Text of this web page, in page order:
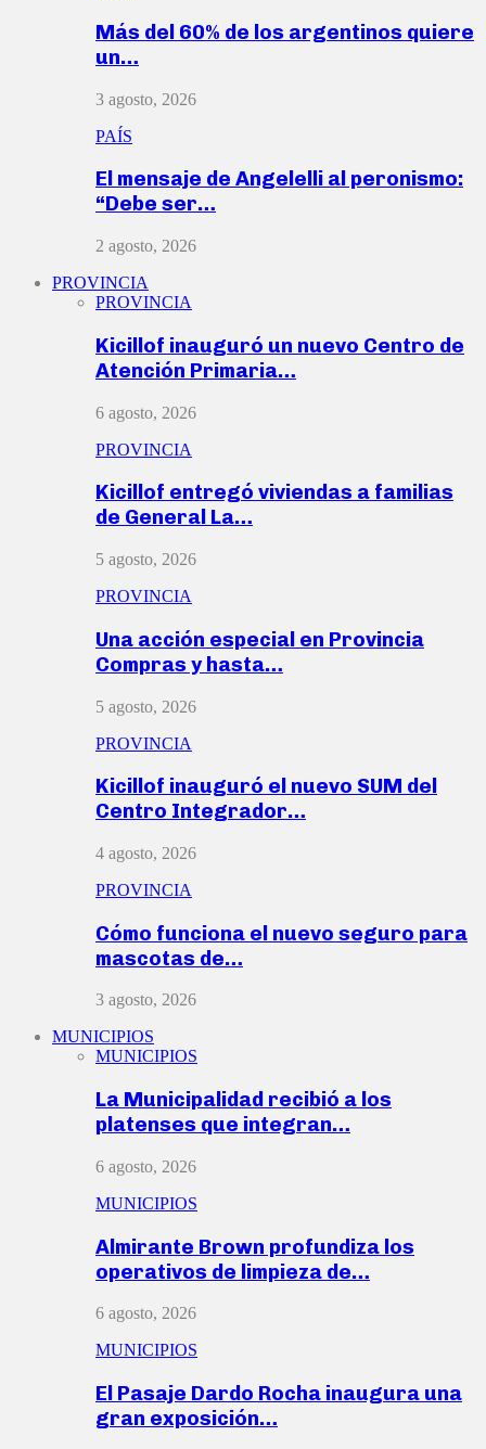
Más del 60% de los argentinos quiere
un…
3 agosto, 2026
PAÍS
El mensaje de Angelelli al peronismo:
“Debe ser…
2 agosto, 2026
PROVINCIA
PROVINCIA
Kicillof inauguró un nuevo Centro de
Atención Primaria…
6 agosto, 2026
PROVINCIA
Kicillof entregó viviendas a familias
de General La…
5 agosto, 2026
PROVINCIA
Una acción especial en Provincia
Compras y hasta…
5 agosto, 2026
PROVINCIA
Kicillof inauguró el nuevo SUM del
Centro Integrador…
4 agosto, 2026
PROVINCIA
Cómo funciona el nuevo seguro para
mascotas de…
3 agosto, 2026
MUNICIPIOS
MUNICIPIOS
La Municipalidad recibió a los
platenses que integran…
6 agosto, 2026
MUNICIPIOS
Almirante Brown profundiza los
operativos de limpieza de…
6 agosto, 2026
MUNICIPIOS
El Pasaje Dardo Rocha inaugura una
gran exposición…